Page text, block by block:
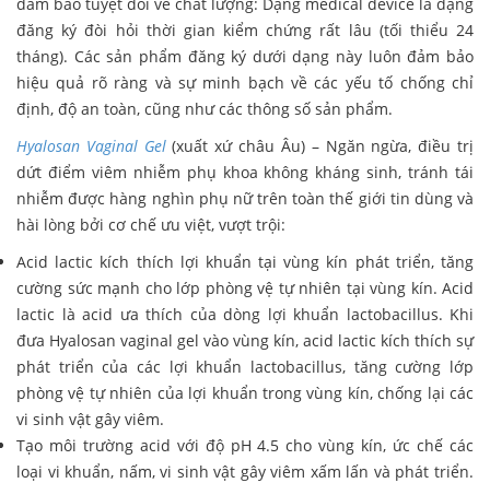
đăng ký đòi hỏi thời gian kiểm chứng rất lâu (tối thiểu 24
tháng). Các sản phẩm đăng ký dưới dạng này luôn đảm bảo
hiệu quả rõ ràng và sự minh bạch về các yếu tố chống chỉ
định, độ an toàn, cũng như các thông số sản phẩm.
Hyalosan Vaginal Gel(xuất xứ châu Âu) – Ngăn ngừa, điều trị
dứt điểm viêm nhiễm phụ khoa không kháng sinh, tránh tái
nhiễm được hàng nghìn phụ nữ trên toàn thế giới tin dùng và
hài lòng bởi cơ chế ưu việt, vượt trội:
Acid lactic kích thích lợi khuẩn tại vùng kín phát triển, tăng
cường sức mạnh cho lớp phòng vệ tự nhiên tại vùng kín. Acid
lactic là acid ưa thích của dòng lợi khuẩn lactobacillus. Khi
đưa Hyalosan vaginal gel vào vùng kín, acid lactic kích thích sự
phát triển của các lợi khuẩn lactobacillus, tăng cường lớp
phòng vệ tự nhiên của lợi khuẩn trong vùng kín, chống lại các
vi sinh vật gây viêm.
Tạo môi trường acid với độ pH 4.5 cho vùng kín, ức chế các
loại vi khuẩn, nấm, vi sinh vật gây viêm xấm lấn và phát triển.